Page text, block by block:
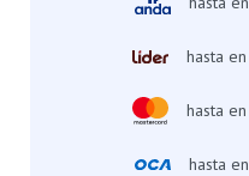
hasta en
hasta en
hasta en